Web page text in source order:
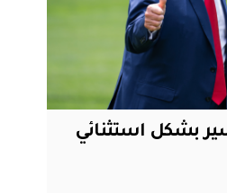
بشكل استثنائي